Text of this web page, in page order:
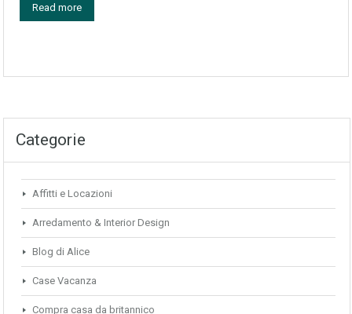
Read more
Categorie
Affitti e Locazioni
Arredamento & Interior Design
Blog di Alice
Case Vacanza
Compra casa da britannico